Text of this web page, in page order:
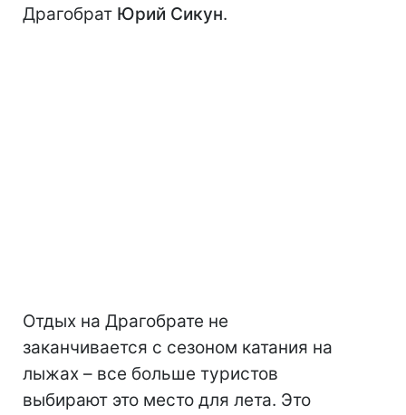
Драгобрат Юрий Сикун.
Отдых на Драгобрате не
заканчивается с сезоном катания на
лыжах – все больше туристов
выбирают это место для лета. Это